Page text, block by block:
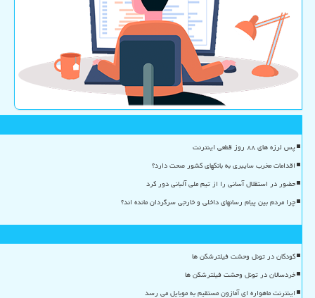
پس لرزه های ۸۸ روز قطعی اینترنت
اقدامات مخرب سایبری به بانکهای کشور صحت دارد؟
حضور در استقلال آسانی را از تیم ملی آلبانی دور کرد
چرا مردم بین پیام رسانهای داخلی و خارجی سرگردان مانده اند؟
کودکان در تونل وحشت فیلترشکن ها
خردسالان در تونل وحشت فیلترشکن ها
اینترنت ماهواره ای آمازون مستقیم به موبایل می رسد